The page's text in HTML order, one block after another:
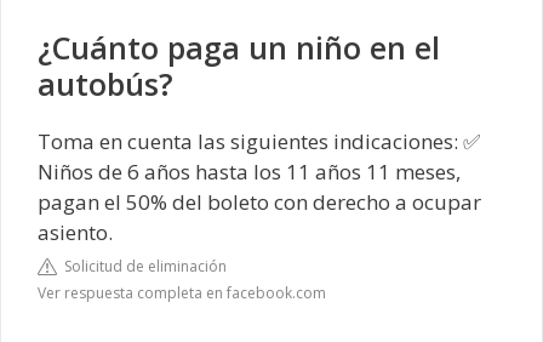
¿Cuánto paga un niño en el
autobús?
Toma en cuenta las siguientes indicaciones: ✅
Niños de 6 años hasta los 11 años 11 meses,
pagan el 50% del boleto con derecho a ocupar
asiento.
Solicitud de eliminación
Ver respuesta completa en facebook.com